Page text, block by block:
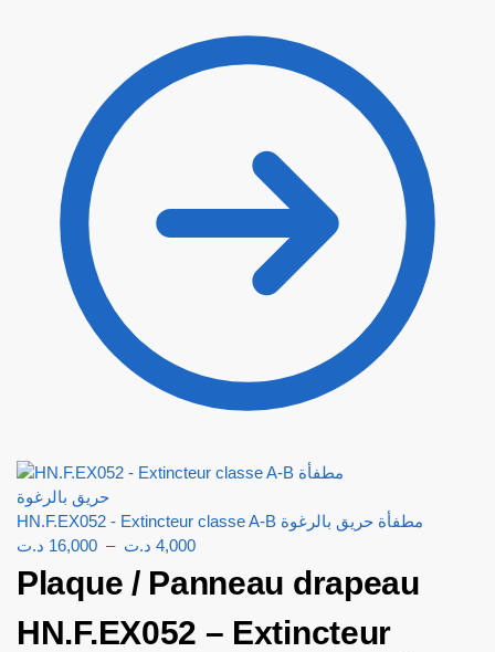
HN.F.EX052 - Extincteur classe A-B مطفأة حريق بالرغوة
4,000 د.ت –
16,000 د.ت
Plaque / Panneau drapeau
HN.F.EX052 – Extincteur